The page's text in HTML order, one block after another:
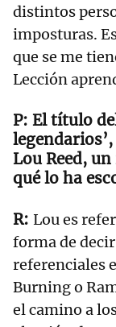
distintos
imposturas.
que se me
Lección
El título
Lou Reed,
qué lo ha
Lou es
forma de
referenciales
Burning o
el camino a